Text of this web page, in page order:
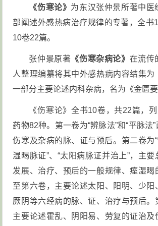
《伤寒论》 为东汉张仲景所著中医
部阐述外感热病治疗规律的专著，全书
10卷22篇。
张仲景原著 《伤寒杂病论》 在流传
人整理编纂将其中外感热病内容结集为
一部分主要论述内科杂病，名为《金匮要
《伤寒论》全书10卷，共22篇，
药物82种。第一卷为“辨脉法”和“平脉法
伤寒及杂病的脉、证与预后。第二卷为“
湿暍脉证”、“太阳病脉证并治上”，主要
发展、治疗、预后的一般规律、痓湿暍
至第六卷，主要论述太阳、阳明、少阳
厥阴等六经病的脉、证、治疗与预后。
主要论述霍乱、阴阳易、劳复的证治及